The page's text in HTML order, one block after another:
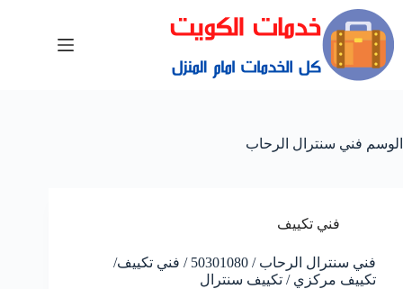
الوسم فني سنترال الرحاب
فني تكييف
فني سنترال الرحاب / 50301080 / فني تكييف/
تكييف مركزي / تكييف سنترال